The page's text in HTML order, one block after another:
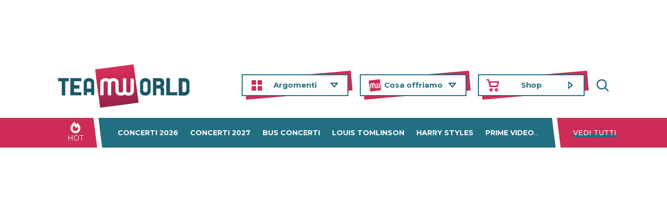
Argomenti Cosa offriamo Shop
HOT
CONCERTI 2026 CONCERTI 2027 BUS CONCERTI LOUIS TOMLINSON HARRY STYLES PRIME VIDEO DISNEY+ NETFLIX
VEDI TUTTI